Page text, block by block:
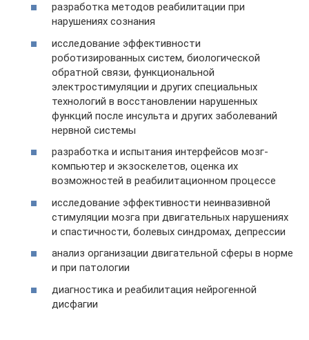
разработка методов реабилитации при
нарушениях сознания
исследование эффективности
роботизированных систем, биологической
обратной связи, функциональной
электростимуляции и других специальных
технологий в восстановлении нарушенных
функций после инсульта и других заболеваний
нервной системы
разработка и испытания интерфейсов мозг-
компьютер и экзоскелетов, оценка их
возможностей в реабилитационном процессе
исследование эффективности неинвазивной
стимуляции мозга при двигательных нарушениях
и спастичности, болевых синдромах, депрессии
анализ организации двигательной сферы в норме
и при патологии
диагностика и реабилитация нейрогенной
дисфагии